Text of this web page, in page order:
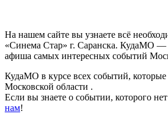
На нашем сайте вы узнаете всё
«Синема Стар» г. Саранска. КудаМО —
афиша самых интересных событий
КудаМО в курсе всех событий, которые
Московской области .
Если вы знаете о событии, которого
нам!